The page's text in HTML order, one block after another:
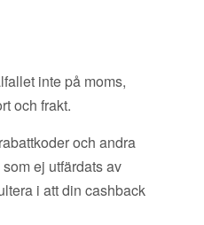
inte på moms,
och frakt.
och andra
ej utfärdats av
i att din cashback